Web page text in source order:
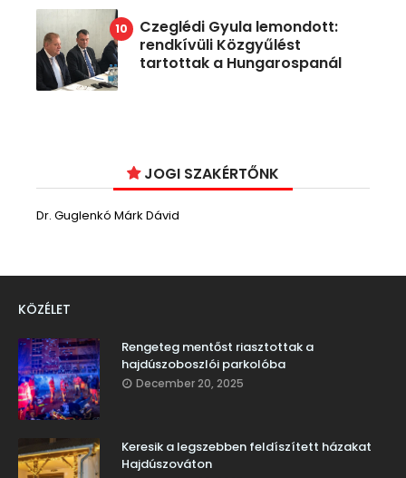
Czeglédi Gyula lemondott:
rendkívüli Közgyűlést
tartottak a Hungarospanál
JOGI SZAKÉRTŐNK
Dr. Guglenkó Márk Dávid
KÖZÉLET
Rengeteg mentőst riasztottak a
hajdúszoboszlói parkolóba
December 20, 2025
Keresik a legszebben feldíszített házakat
Hajdúszováton